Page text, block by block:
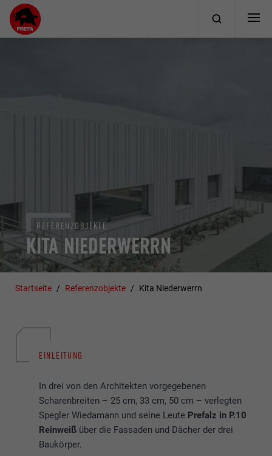
KITA NIEDERWERRN
REFERENZOBJEKTE
Startseite Referenzobjekte Kita Niederwerrn
EINLEITUNG
In drei von den Architekten vorgegebenen
Scharenbreiten – 25 cm, 33 cm, 50 cm – verlegten
Spegler Wiedamann und seine Leute Prefalz in P.10
Reinweiß über die Fassaden und Dächer der drei
Baukörper.